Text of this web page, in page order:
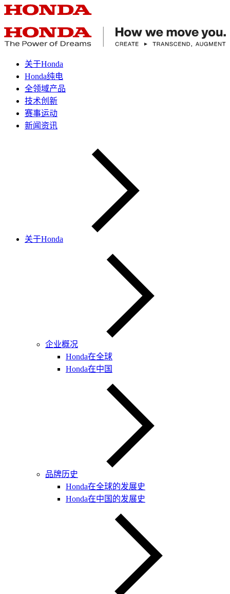
关于Honda
Honda纯电
全领域产品
技术创新
赛事运动
新闻资讯
关于Honda
企业概况
Honda在全球
Honda在中国
品牌历史
Honda在全球的发展史
Honda在中国的发展史